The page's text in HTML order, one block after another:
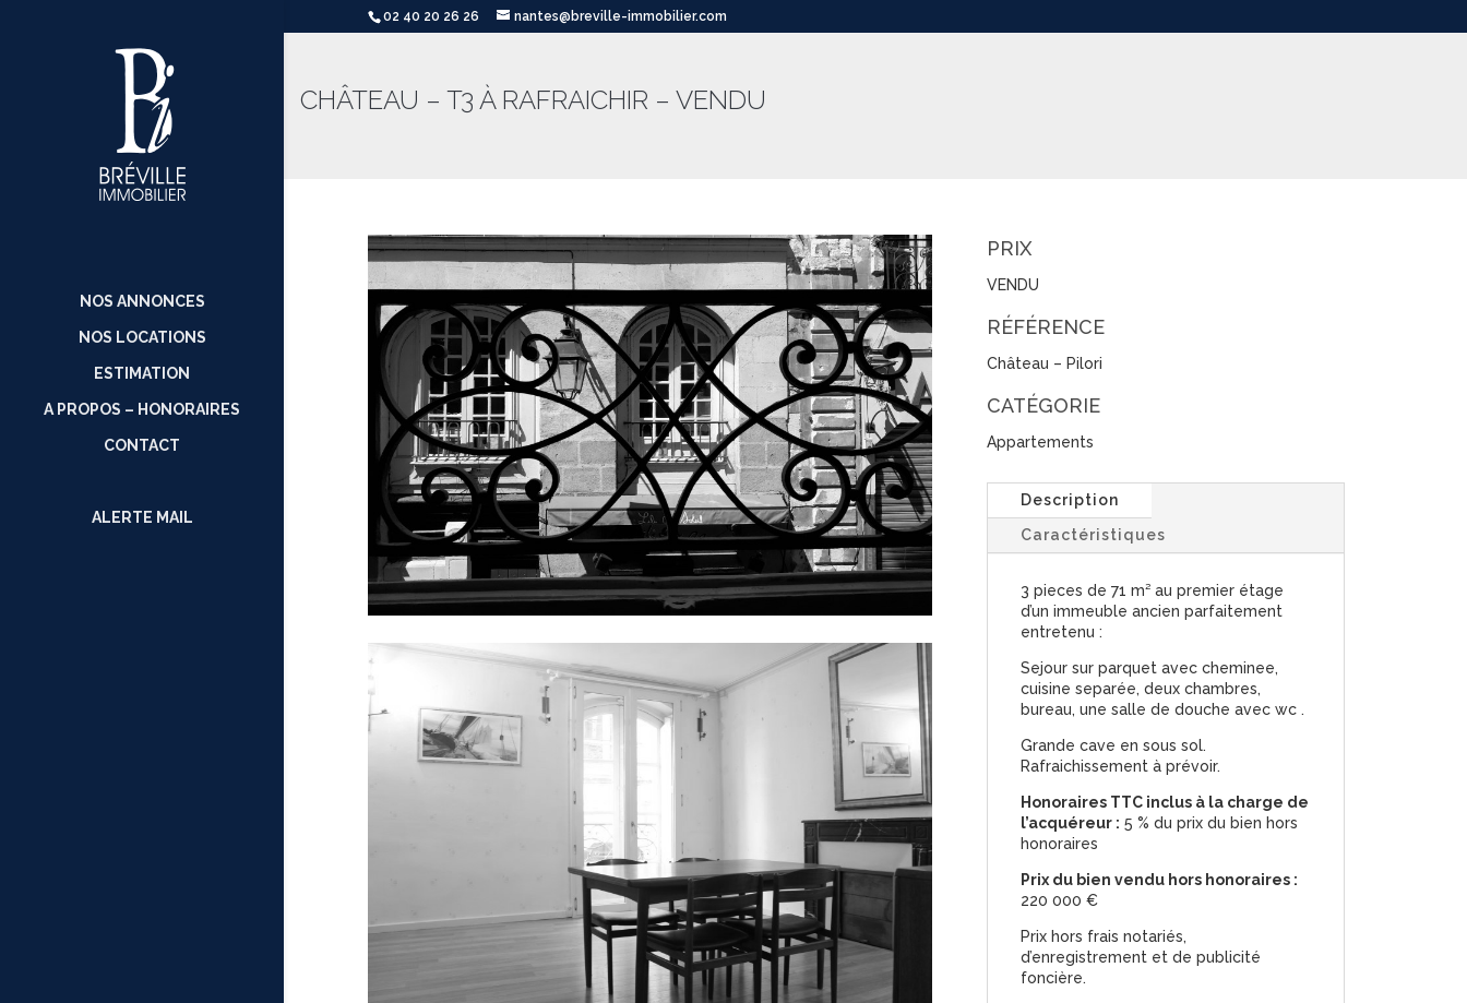
02 40 20 26 26 nantes@breville-immobilier.com
NOS ANNONCES
NOS LOCATIONS
ESTIMATION
A PROPOS – HONORAIRES
CONTACT
ALERTE MAIL
CHÂTEAU – T3 À RAFRAICHIR – VENDU
PRIX
VENDU
RÉFÉRENCE
Château – Pilori
CATÉGORIE
Appartements
Description
Caractéristiques
3 pieces de 71 m² au premier étage
d’un immeuble ancien parfaitement
entretenu :
Sejour sur parquet avec cheminee,
cuisine separée, deux chambres,
bureau, une salle de douche avec wc .
Grande cave en sous sol.
Rafraichissement à prévoir.
Honoraires TTC inclus à la charge de
l’acquéreur : 5 % du prix du bien hors
honoraires
Prix du bien vendu hors honoraires :
220 000 €
Prix hors frais notariés,
d’enregistrement et de publicité
foncière.